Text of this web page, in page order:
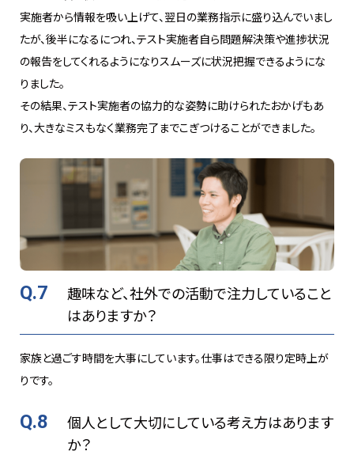
実施者から情報を吸い上げて、翌日の業務指示に盛り込んでいまし
たが、後半になるにつれ、テスト実施者自ら問題解決策や進捗状況
の報告をしてくれるようになりスムーズに状況把握できるようにな
りました。
その結果、テスト実施者の協力的な姿勢に助けられたおかげもあ
り、大きなミスもなく業務完了までこぎつけることができました。
Q.7
趣味など、社外での活動で注力していること
はありますか？
家族と過ごす時間を大事にしています。仕事はできる限り定時上が
りです。
Q.8
個人として大切にしている考え方はあります
か？